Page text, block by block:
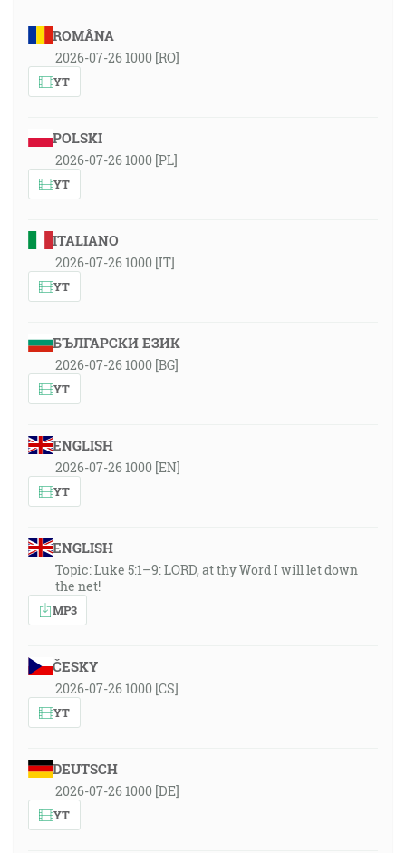
ROMÂNA
2026-07-26 1000 [RO]
YT
POLSKI
2026-07-26 1000 [PL]
YT
ITALIANO
2026-07-26 1000 [IT]
YT
БЪЛГАРСКИ ЕЗИК
2026-07-26 1000 [BG]
YT
ENGLISH
2026-07-26 1000 [EN]
YT
ENGLISH
Topic: Luke 5:1–9: LORD, at thy Word I will let down
the net!
MP3
ČESKY
2026-07-26 1000 [CS]
YT
DEUTSCH
2026-07-26 1000 [DE]
YT